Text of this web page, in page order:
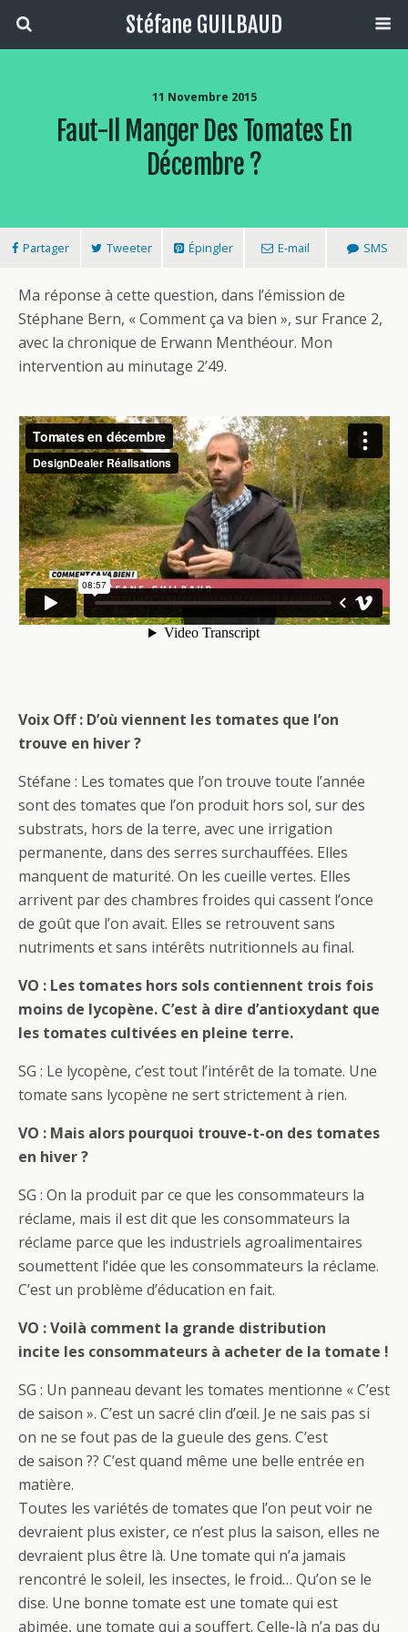
Stéfane GUILBAUD
11 Novembre 2015
Faut-Il Manger Des Tomates En
Décembre ?
Partager Tweeter Épingler E-mail SMS
Ma réponse à cette question, dans l’émission de
Stéphane Bern, « Comment ça va bien », sur France 2,
avec la chronique de Erwann Menthéour. Mon
intervention au minutage 2’49.
Voix Off : D’où viennent les tomates que l’on
trouve en hiver ?
Stéfane : Les tomates que l’on trouve toute l’année
sont des tomates que l’on produit hors sol, sur des
substrats, hors de la terre, avec une irrigation
permanente, dans des serres surchauffées. Elles
manquent de maturité. On les cueille vertes. Elles
arrivent par des chambres froides qui cassent l’once
de goût que l’on avait. Elles se retrouvent sans
nutriments et sans intérêts nutritionnels au final.
VO : Les tomates hors sols contiennent trois fois
moins de lycopène. C’est à dire d’antioxydant que
les tomates cultivées en pleine terre.
SG : Le lycopène, c’est tout l’intérêt de la tomate. Une
tomate sans lycopène ne sert strictement à rien.
VO : Mais alors pourquoi trouve-t-on des tomates
en hiver ?
SG : On la produit par ce que les consommateurs la
réclame, mais il est dit que les consommateurs la
réclame parce que les industriels agroalimentaires
soumettent l’idée que les consommateurs la réclame.
C’est un problème d’éducation en fait.
VO :Voilà comment la grande distribution
incite les consommateurs à acheter de la tomate !
SG : Un panneau devant les tomates mentionne « C’est
de saison ». C’est un sacré clin d’œil. Je ne sais pas si
on ne se fout pas de la gueule des gens. C’est
de saison ?? C’est quand même une belle entrée en
matière.
Toutes les variétés de tomates que l’on peut voir ne
devraient plus exister, ce n’est plus la saison, elles ne
devraient plus être là. Une tomate qui n’a jamais
rencontré le soleil, les insectes, le froid… Qu’on se le
dise. Une bonne tomate est une tomate qui est
abimée, une tomate qui a souffert. Celle-là n’a pas du